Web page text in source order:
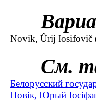
Novik, Ûrij Iosifovič
См.
Белорусский
Новік, Юрый